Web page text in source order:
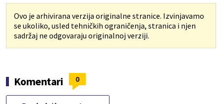
Ovo je arhivirana verzija originalne stranice. Izvinjavamo
se ukoliko, usled tehničkih ograničenja, stranica i njen
sadržaj ne odgovaraju originalnoj verziji.
Komentari 0